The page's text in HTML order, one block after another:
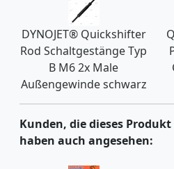
DYNOJET® Quickshifter
Rod Schaltgestänge Typ
B M6 2x Male
Außengewinde schwarz
Kunden, die dieses
haben auch angesehen: